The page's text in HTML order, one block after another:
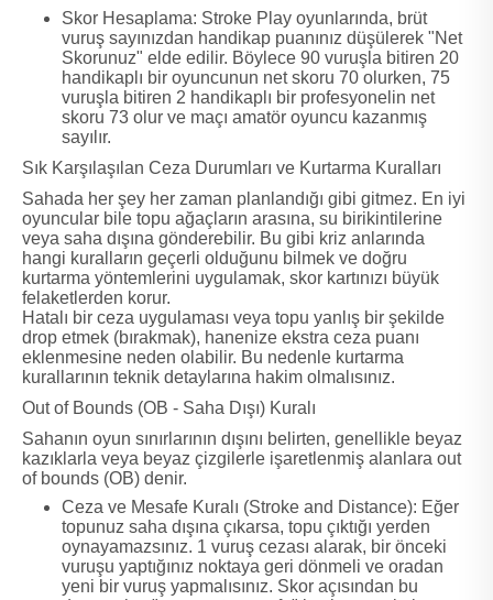
Skor Hesaplama: Stroke Play oyunlarında, brüt
vuruş sayınızdan handikap puanınız düşülerek "Net
Skorunuz" elde edilir. Böylece 90 vuruşla bitiren 20
handikaplı bir oyuncunun net skoru 70 olurken, 75
vuruşla bitiren 2 handikaplı bir profesyonelin net
skoru 73 olur ve maçı amatör oyuncu kazanmış
sayılır.
Sık Karşılaşılan Ceza Durumları ve Kurtarma Kuralları
Sahada her şey her zaman planlandığı gibi gitmez. En iyi
oyuncular bile topu ağaçların arasına, su birikintilerine
veya saha dışına gönderebilir. Bu gibi kriz anlarında
hangi kuralların geçerli olduğunu bilmek ve doğru
kurtarma yöntemlerini uygulamak, skor kartınızı büyük
felaketlerden korur.
Hatalı bir ceza uygulaması veya topu yanlış bir şekilde
drop etmek (bırakmak), hanenize ekstra ceza puanı
eklenmesine neden olabilir. Bu nedenle kurtarma
kurallarının teknik detaylarına hakim olmalısınız.
Out of Bounds (OB - Saha Dışı) Kuralı
Sahanın oyun sınırlarının dışını belirten, genellikle beyaz
kazıklarla veya beyaz çizgilerle işaretlenmiş alanlara out
of bounds (OB) denir.
Ceza ve Mesafe Kuralı (Stroke and Distance): Eğer
topunuz saha dışına çıkarsa, topu çıktığı yerden
oynayamazsınız. 1 vuruş cezası alarak, bir önceki
vuruşu yaptığınız noktaya geri dönmeli ve oradan
yeni bir vuruş yapmalısınız. Skor açısından bu